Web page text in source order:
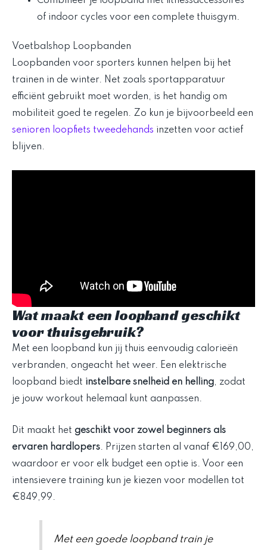
of indoor cycles voor een complete thuisgym.
Voetbalshop Loopbanden
Loopbanden voor sporters kunnen helpen bij het
trainen in de winter. Net zoals sportapparatuur
efficiënt gebruikt moet worden, is het handig om
mobiliteit goed te regelen. Zo kun je bijvoorbeeld een
senioren loopfiets tweedehands inzetten voor actief
blijven.
Wat maakt een loopband geschikt
voor thuisgebruik?
Met een loopband kun jij thuis eenvoudig calorieën
verbranden, ongeacht het weer. Een elektrische
loopband biedt instelbare snelheid en helling, zodat
je jouw workout helemaal kunt aanpassen.
Dit maakt het geschikt voor zowel beginners als
ervaren hardlopers. Prijzen starten al vanaf €169,00,
waardoor er voor elk budget een optie is. Voor een
intensievere training kun je kiezen voor modellen tot
€849,99.
Met een goede loopband train je